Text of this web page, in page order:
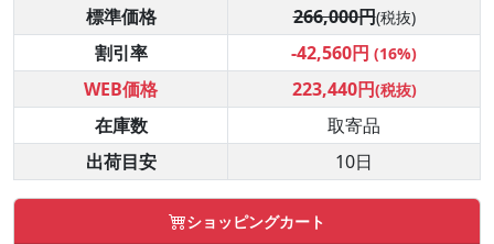
標準価格
266,000円(税抜)
割引率 -42,560円 (16%)
WEB価格 223,440円(税抜)
在庫数
取寄品
出荷目安
10日
ショッピングカート